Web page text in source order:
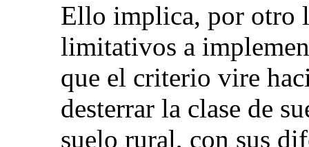
Ello implica, por otro
limitativos a
que el criterio vire
desterrar la clase de
suelo rural, con sus